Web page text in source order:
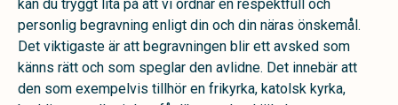
kan du tryggt lita på att vi ordnar en respektfull och
personlig begravning enligt din och din näras önskemål.
Det viktigaste är att begravningen blir ett avsked som
känns rätt och som speglar den avlidne. Det innebär att
den som exempelvis tillhör en frikyrka, katolsk kyrka,